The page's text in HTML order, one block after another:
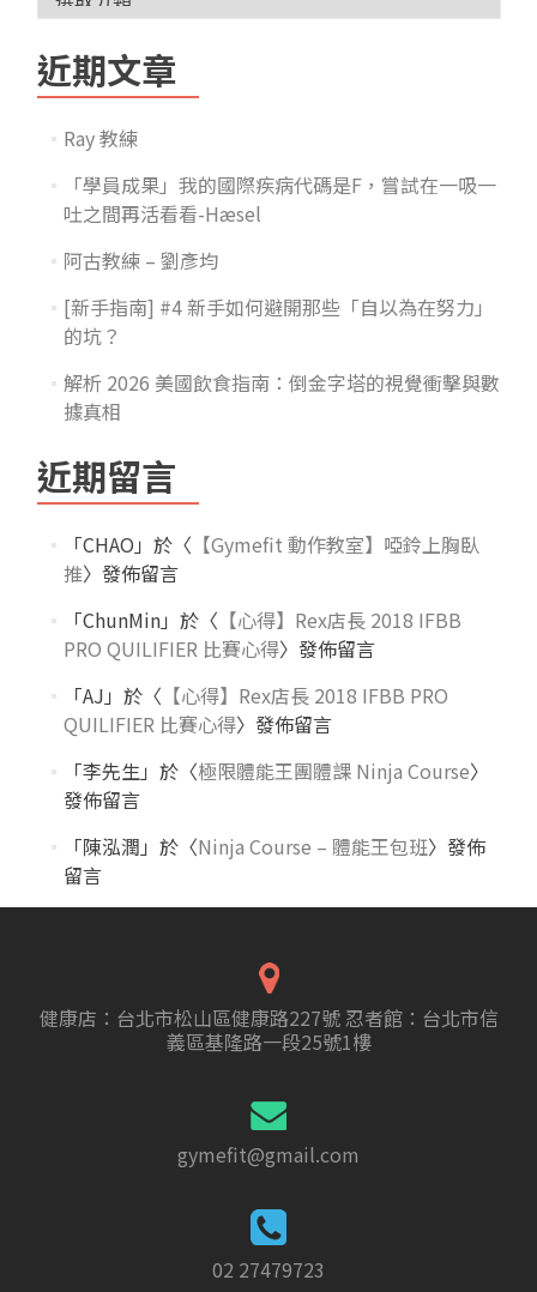
近期文章
Ray 教練
「學員成果」我的國際疾病代碼是F，嘗試在一吸一
吐之間再活看看-Hæsel
阿古教練 – 劉彥均
[新手指南] #4 新手如何避開那些「自以為在努力」
的坑？
解析 2026 美國飲食指南：倒金字塔的視覺衝擊與數
據真相
近期留言
「CHAO 」於〈 【Gymefit 動作教室】啞鈴上胸臥
推〉發佈留言
「ChunMin」於〈 【心得】Rex店長 2018 IFBB
PRO QUILIFIER 比賽心得〉發佈留言
「AJ 」於〈 【心得】Rex店長 2018 IFBB PRO
QUILIFIER 比賽心得〉發佈留言
「李先生」於〈極限體能王團體課 Ninja Course〉
發佈留言
「陳泓潤 」於〈Ninja Course – 體能王包班〉發佈
留言
健康店：台北市松山區健康路227號 忍者館：台北市信
義區基隆路一段25號1樓
gymefit@gmail.com
02 27479723